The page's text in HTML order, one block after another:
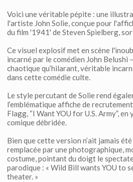
Voici une véritable pépite : une
l'artiste John Solie, conçue pour
du film '1941' de Steven Spielberg,
Ce visuel explosif met en scène
incarné par le comédien John Belushi
chaotique qu’hilarant, véritable
dans cette comédie culte.
Le style percutant de Solie rend
l’emblématique affiche de
Flagg, “I Want YOU for U.S. Army”,
comique débridée.
Bien que cette version n’ait jamais
remplacée par une photographique,
costume, pointant du doigt le
parodique : « Wild Bill wants YOU to
theater. »